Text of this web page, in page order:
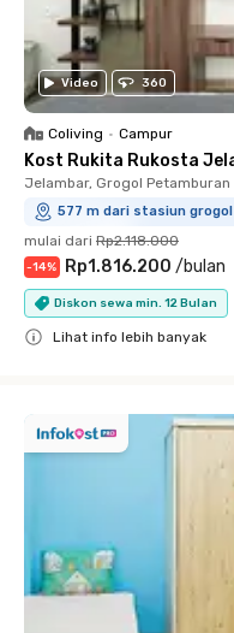
Video 360
Coliving • Campur
Kost Rukita Rukosta
Jelambar, Grogol Petamburan
577 m dari stasiun grogol
mulai dari Rp2.118.000
-14% Rp1.816.200 /bulan
Diskon sewa min. 12 Bulan
Lihat info lebih banyak